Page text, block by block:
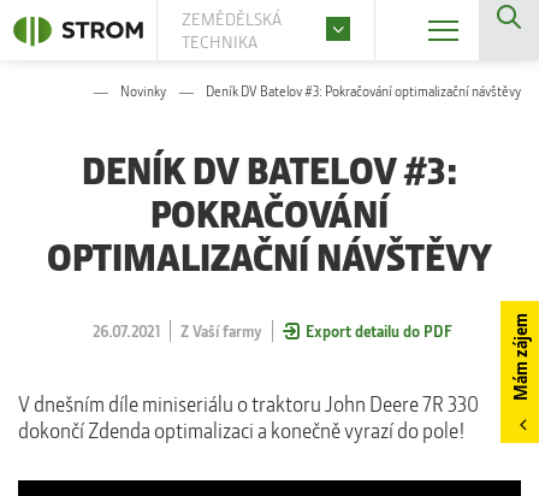
ZEMĚDĚLSKÁ
TECHNIKA
Mám zájem
Novinky Deník DV Batelov #3: Pokračování optimalizační návštěvy
DENÍK DV BATELOV #3:
POKRAČOVÁNÍ
OPTIMALIZAČNÍ NÁVŠTĚVY
26.07.2021 Z Vaší farmy Export detailu do PDF
V dnešním díle miniseriálu o traktoru John Deere 7R 330
dokončí Zdenda optimalizaci a konečně vyrazí do pole!